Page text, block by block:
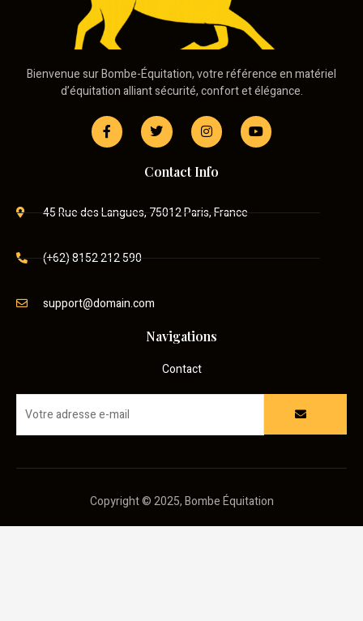
Bienvenue sur Bombe-Équitation, votre référence en matériel
d’équitation alliant sécurité, confort et élégance.
Contact Info
45 Rue des Langues, 75012 Paris, France
(+62) 8152 212 590
support@domain.com
Navigations
Contact
Copyright © 2025, Bombe Équitation